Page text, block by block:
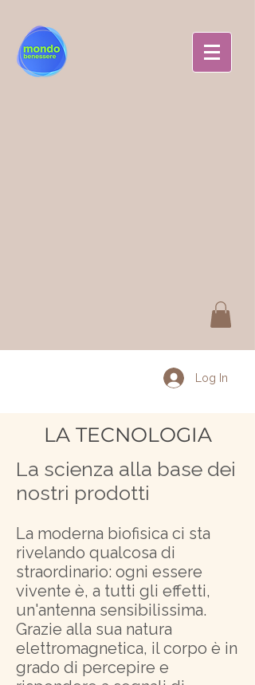
Log In
LA TECNOLOGIA
La scienza alla base dei
nostri prodotti
La moderna biofisica ci sta
rivelando qualcosa di
straordinario: ogni essere
vivente è, a tutti gli effetti,
un'antenna sensibilissima.
Grazie alla sua natura
elettromagnetica, il corpo è in
grado di percepire e